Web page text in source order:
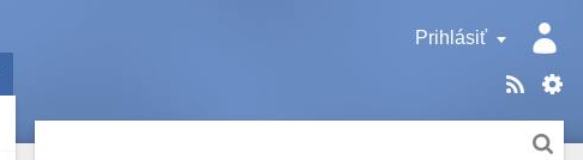
Prihlásiť